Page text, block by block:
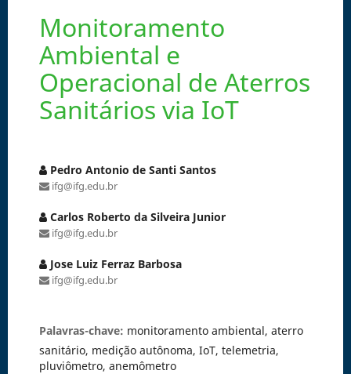
Monitoramento
Ambiental e
Operacional de Aterros
Sanitários via IoT
Pedro Antonio de Santi Santos
ifg@ifg.edu.br
Carlos Roberto da Silveira Junior
ifg@ifg.edu.br
Jose Luiz Ferraz Barbosa
ifg@ifg.edu.br
Palavras-chave: monitoramento ambiental, aterro
sanitário, medição autônoma, IoT, telemetria,
pluviômetro, anemômetro